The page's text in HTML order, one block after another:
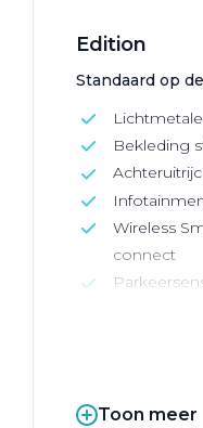
Edition
Standaard op
Bekleding
Wireless
connect
Toon meer